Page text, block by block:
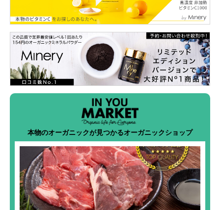
本物のオーガニックが見つかるオーガニックショップ